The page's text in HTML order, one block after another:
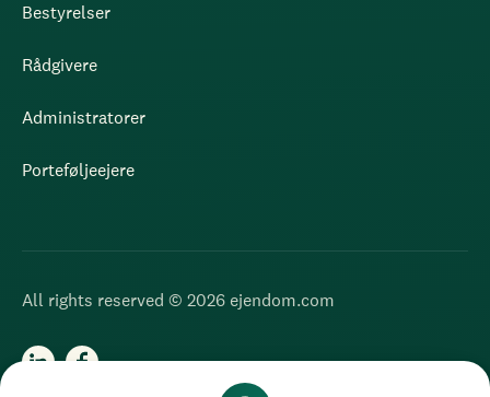
Bestyrelser
Rådgivere
Administratorer
Porteføljeejere
All rights reserved © 2026 ejendom.com